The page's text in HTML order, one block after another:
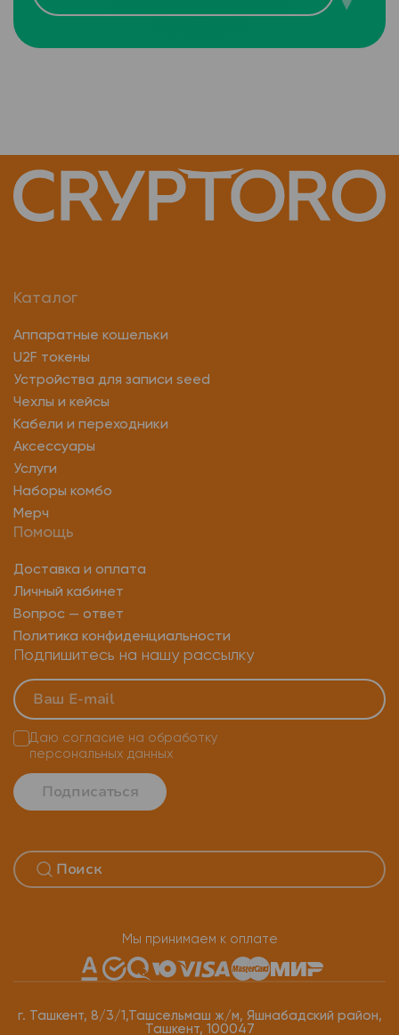
Каталог
Аппаратные кошельки
U2F токены
Устройства для записи seed
Чехлы и кейсы
Кабели и переходники
Аксессуары
Услуги
Наборы комбо
Мерч
Помощь
Доставка и оплата
Личный кабинет
Вопрос — ответ
Политика конфиденциальности
Подпишитесь на нашу рассылку
Подписаться
Даю согласие на обработку
персональных данных
Мы принимаем к оплате
г. Ташкент, 8/3/1,Ташсельмаш ж/м, Яшнабадский район,
Ташкент, 100047